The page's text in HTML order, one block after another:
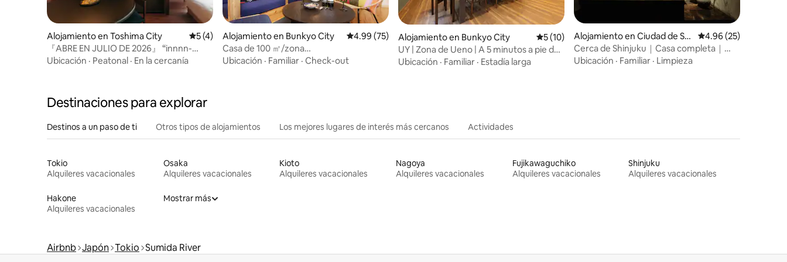
Alojamiento en Toshima City Calificación promedio: 5 de 5, 4 reseñas
5 (4)
『ABRE EN JULIO DE 2026』 “innnn-
komeya”, un hotel de alquiler de un
Ubicación · Peatonal · En la cercanía
Alojamiento en Bunkyo City Calificación promedio: 4.99 de 5, 75 reseñas
4.99 (75)
Casa de 100 ㎡/zona
Ueno/Ginza/Asakusa/4 bicicletas
Ubicación · Familiar · Check-out
Alojamiento en Bunkyo City Calificación promedio: 5 de 5, 10 reseñas
5 (10)
UY | Zona de Ueno | A 5 minutos a pie de
la estación de Yushima | A 9 minutos a pie
Ubicación · Familiar · Estadía larga
Alojamiento en Ciudad de Shi
njuku
Calificación
4.96 (25)
Cerca de Shinjuku｜Casa completa｜
Baño de hinoki｜5 personas
Ubicación · Familiar · Limpieza
Destinaciones para explorar
Destinos a un paso de ti Otros tipos de alojamientos Los mejores lugares de interés más cercanos Actividades
Tokio
Alquileres vacacionales
Osaka
Alquileres vacacionales
Kioto
Alquileres vacacionales
Nagoya
Alquileres vacacionales
Fujikawaguchiko
Alquileres vacacionales
Shinjuku
Alquileres vacacionales
Hakone
Alquileres vacacionales
Mostrar más
Airbnb Japón Tokio Sumida River